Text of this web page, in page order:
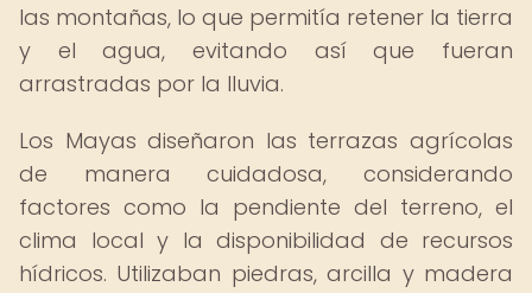
las montañas, lo que permitía retener la tierra
y el agua, evitando así que fueran
arrastradas por la lluvia.
Los Mayas diseñaron las terrazas agrícolas
de manera cuidadosa, considerando
factores como la pendiente del terreno, el
clima local y la disponibilidad de recursos
hídricos. Utilizaban piedras, arcilla y madera